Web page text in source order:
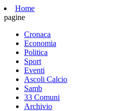
Home
pagine
Cronaca
Economia
Politica
Sport
Eventi
Ascoli Calcio
Samb
33 Comuni
Archivio